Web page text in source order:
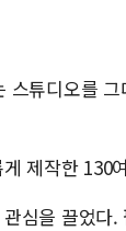
튜디오를
제작한 130
심을 끌었다